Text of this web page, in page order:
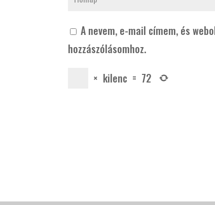
A nevem, e-mail címem, és
hozzászólásomhoz.
× kilenc = 72